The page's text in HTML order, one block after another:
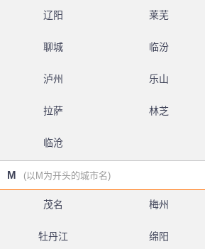
辽阳 莱芜
聊城 临汾
泸州 乐山
拉萨 林芝
临沧
M (以M为开头的城市名)
茂名 梅州
牡丹江 绵阳